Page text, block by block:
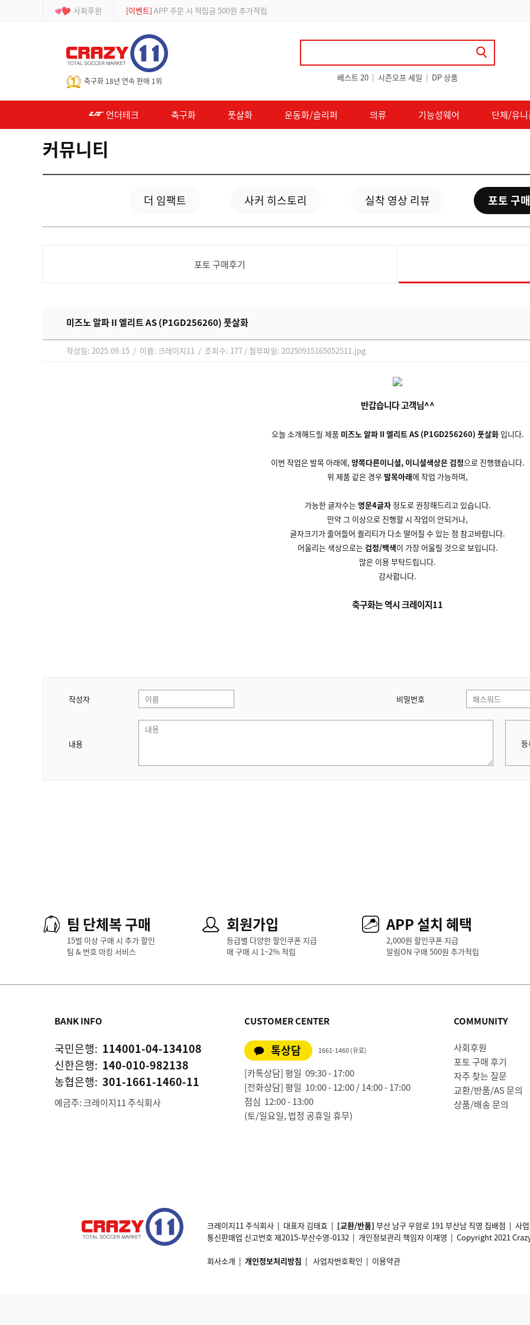
사회후원 [등급제] 회원가입 시 최대 2% 적립 및 할인 쿠폰 지급
축구화 18년 연속 판매 1위 베스트 20 | 시즌오프 세일 | DP 상품
언더테크 축구화 풋살화 운동화/슬리퍼 의류 기능성웨어 단체/유
커뮤니티
더 임팩트 사커 히스토리 실착 영상 리뷰 포토 구
포토 구매후기
미즈노 알파 II 엘리트 AS (P1GD256260) 풋살화
작성일: 2025.09.15 / 이름: 크레이지11 / 조회수: 177 / 첨부파일: 20250915165052511.jpg
반갑습니다 고객님^^
오늘 소개해드릴 제품 미즈노 알파 II 엘리트 AS (P1GD256260) 풋살화입니다.
이번 작업은 발목 아래에, 양쪽다른이니셜, 이니셜색상은 검정으로 진행했습니다.
위 제품 같은 경우 발목아래에 작업 가능하며,
가능한 글자수는영문4글자정도로 권장해드리고 있습니다.
만약 그 이상으로 진행할 시 작업이 안되거나,
글자크기가 줄어들어 퀄리티가 다소 떨어질 수 있는 점 참고바랍니다.
어울리는 색상으로는검정/백색이 가장 어울릴 것으로 보입니다.
많은 이용 부탁드립니다.
감사합니다.
축구화는 역시 크레이지11
작성자 비밀번호
내용
팀 단체복 구매
15벌 이상 구매 시 추가 할인
팀 & 번호 마킹 서비스
회원가입
등급별 다양한 할인쿠폰 지급
매 구매 시 1~2% 적립
APP 설치 혜택
2,000원 할인쿠폰 지급
알림ON 구매 500원 추가적립
BANK INFO
국민은행: 114001-04-134108
신한은행: 140-010-982138
농협은행: 301-1661-1460-11
예금주: 크레이지11 주식회사
CUSTOMER CENTER
톡상담 1661-1460 (유료)
[카톡상담] 평일 09:30 - 17:00
[전화상담] 평일 10:00 - 12:00 / 14:00 - 17:00
점심 12:00 - 13:00
(토/일요일, 법정 공휴일 휴무)
COMMUNITY
사회후원
포토 구매 후기
자주 찾는 질문
교환/반품/AS 문의
상품/배송 문의
크레이지11 주식회사 | 대표자 김태효 | [교환/반품] 부산 남구 우암로 191 부산남 직영 집배점 | 사
통신판매업 신고번호 제2015-부산수영-0132 | 개인정보관리 책임자 이재영 | Copyright 2021
회사소개 | 개인정보처리방침 | 사업자번호확인 | 이용약관